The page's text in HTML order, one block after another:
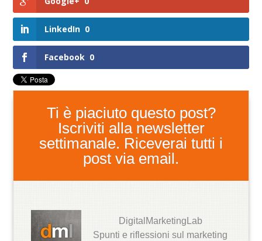
LinkedIn 0
Facebook 0
Ti è piaciuto questo post?
Iscriviti alla newsletter
settimanale. Riceverai tutti i
post via email.
DigitalMarketingLab
Spunti e riflessioni sul marketing